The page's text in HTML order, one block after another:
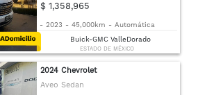
$ 1,358,965
- 2023 - 45,000km - Automática
Buick-GMC ValleDorado
ESTADO DE MÉXICO
2024 Chevrolet
Aveo Sedan